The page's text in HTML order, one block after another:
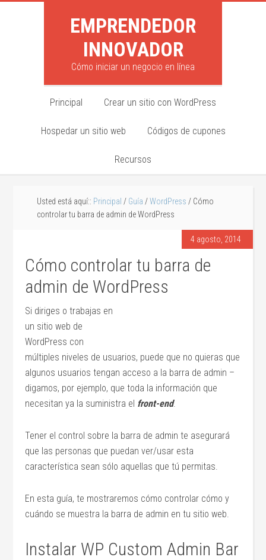
EMPRENDEDOR
INNOVADOR
Cómo iniciar un negocio en línea
Principal Crear un sitio con WordPress
Hospedar un sitio web Códigos de cupones
Recursos
Usted está aquí:: Principal / Guía /WordPress / Cómo
controlar tu barra de admin de WordPress
4 agosto, 2014
Cómo controlar tu barra de
admin de WordPress
Si diriges o trabajas en
un sitio web de
WordPress con
múltiples niveles de usuarios, puede que no quieras que
algunos usuarios tengan acceso a la barra de admin –
digamos, por ejemplo, que toda la información que
necesitan ya la suministra el front-end.
Tener el control sobre la barra de admin te asegurará
que las personas que puedan ver/usar esta
característica sean sólo aquellas que tú permitas.
En esta guía, te mostraremos cómo controlar cómo y
cuándo se muestra la barra de admin en tu sitio web.
Instalar WP Custom Admin Bar